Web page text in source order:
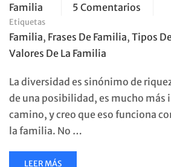
Familia 5 Comentarios
Etiquetas
Familia, Frases De Familia, Tipos
Valores De La Familia
La diversidad es sinónimo de
de una posibilidad, es mucho más
camino, y creo que eso funciona
la familia. No …
READ
LEER MÁS